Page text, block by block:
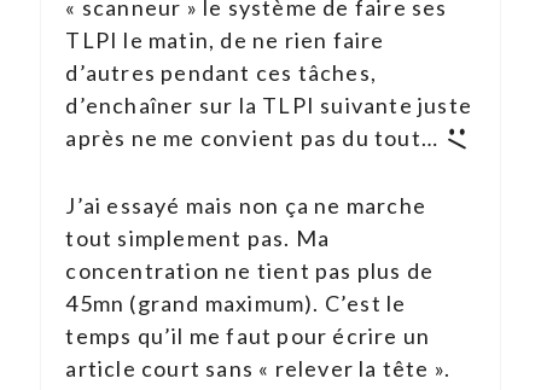
« scanneur » le système de faire ses
TLPI le matin, de ne rien faire
d’autres pendant ces tâches,
d’enchaîner sur la TLPI suivante juste
après ne me convient pas du tout…
J’ai essayé mais non ça ne marche
tout simplement pas. Ma
concentration ne tient pas plus de
45mn (grand maximum). C’est le
temps qu’il me faut pour écrire un
article court sans « relever la tête ».